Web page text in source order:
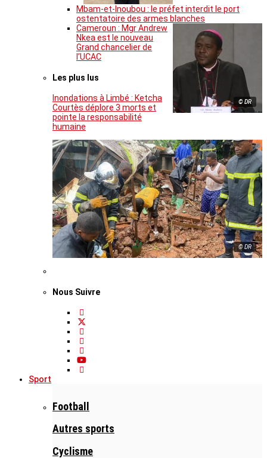
Mbam-et-Inoubou : le préfet interdit le port
ostentatoire des armes blanches
© DR
Cameroun : Mgr Andrew
Nkea est le nouveau
Grand chancelier de
l’UCAC
Les plus lus
Inondations à Limbé : Ketcha
Courtès déplore 3 morts et
pointe la responsabilité
humaine
© DR
Nous Suivre
Sport
Football
Autres sports
Cyclisme